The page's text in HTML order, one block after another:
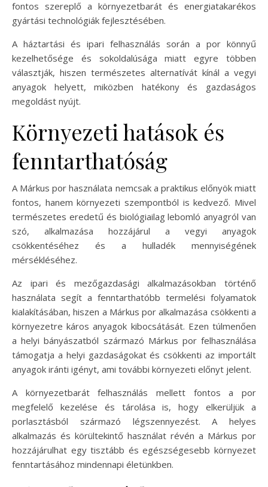
fontos szereplő a környezetbarát és energiatakarékos
gyártási technológiák fejlesztésében.
A háztartási és ipari felhasználás során a por könnyű
kezelhetősége és sokoldalúsága miatt egyre többen
választják, hiszen természetes alternatívát kínál a vegyi
anyagok helyett, miközben hatékony és gazdaságos
megoldást nyújt.
Környezeti hatások és
fenntarthatóság
A Márkus por használata nemcsak a praktikus előnyök miatt
fontos, hanem környezeti szempontból is kedvező. Mivel
természetes eredetű és biológiailag lebomló anyagról van
szó, alkalmazása hozzájárul a vegyi anyagok
csökkentéséhez és a hulladék mennyiségének
mérsékléséhez.
Az ipari és mezőgazdasági alkalmazásokban történő
használata segít a fenntarthatóbb termelési folyamatok
kialakításában, hiszen a Márkus por alkalmazása csökkenti a
környezetre káros anyagok kibocsátását. Ezen túlmenően
a helyi bányászatból származó Márkus por felhasználása
támogatja a helyi gazdaságokat és csökkenti az importált
anyagok iránti igényt, ami további környezeti előnyt jelent.
A környezetbarát felhasználás mellett fontos a por
megfelelő kezelése és tárolása is, hogy elkerüljük a
porlasztásból származó légszennyezést. A helyes
alkalmazás és körültekintő használat révén a Márkus por
hozzájárulhat egy tisztább és egészségesebb környezet
fenntartásához mindennapi életünkben.